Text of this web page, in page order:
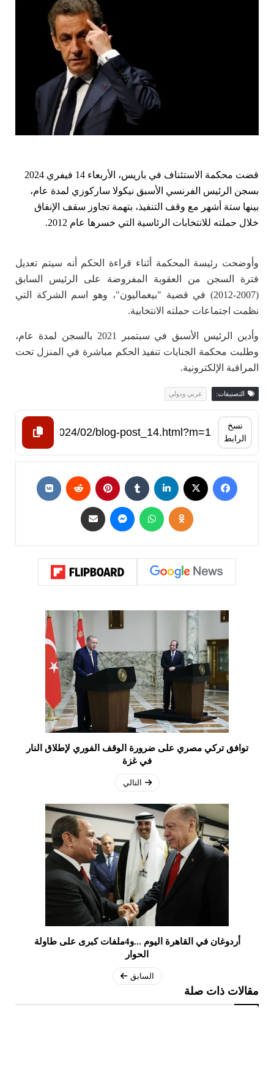
قضت محكمة الاستئناف في باريس، الأربعاء 14 فيفري 2024
بسجن الرئيس الفرنسي الأسبق نيكولا ساركوزي لمدة عام،
بينها ستة أشهر مع وقف التنفيذ، بتهمة تجاوز سقف الإنفاق
خلال حملته للانتخابات الرئاسية التي خسرها عام 2012.
وأوضحت رئيسة المحكمة أثناء قراءة الحكم أنه سيتم تعديل
فترة السجن من العقوبة المفروضة على الرئيس السابق
(2007-2012) في قضية "بيغماليون"، وهو اسم الشركة التي
نظمت اجتماعات حملته الانتخابية.
وأدين الرئيس الأسبق في سبتمبر 2021 بالسجن لمدة عام،
وطلبت محكمة الجنايات تنفيذ الحكم مباشرة في المنزل تحت
المراقبة الإلكترونية.
التصنيفات: عربي ودولي
نسخ
الرابط
توافق تركي مصري على ضرورة الوقف الفوري لإطلاق النار
في غزة
التالي
أردوغان في القاهرة اليوم ...و4ملفات كبرى على طاولة
الحوار
السابق
مقالات ذات صلة